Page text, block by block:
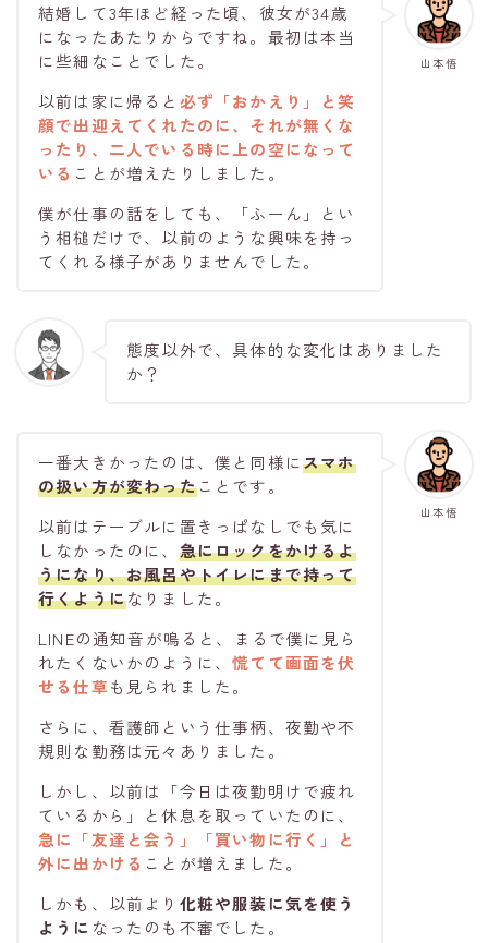
山本悟
結婚して3年ほど経った頃、彼女が34歳
になったあたりからですね。最初は本当
に些細なことでした。
以前は家に帰ると 必ず「おかえり」と笑
顔で出迎えてくれたのに、それが無くな
ったり、二人でいる時に上の空になって
いる ことが増えたりしました。
僕が仕事の話をしても、「ふーん」とい
う相槌だけで、以前のような興味を持っ
てくれる様子がありませんでした。
態度以外で、具体的な変化はありました
か？
山本悟
一番大きかったのは、僕と同様にスマホ
の扱い方が変わったことです。
以前はテーブルに置きっぱなしでも気に
しなかったのに、 急にロックをかけるよ
うになり、お風呂やトイレにまで持って
行くようになりました。
LINEの通知音が鳴ると、まるで僕に見ら
れたくないかのように、慌てて画面を伏
せる仕草も見られました。
さらに、看護師という仕事柄、夜勤や不
規則な勤務は元々ありました。
しかし、以前は「今日は夜勤明けで疲れ
ているから」と休息を取っていたのに、
急に「友達と会う」「買い物に行く」と
外に出かける ことが増えました。
しかも、以前より 化粧や服装に気を使う
ように なったのも不審でした。